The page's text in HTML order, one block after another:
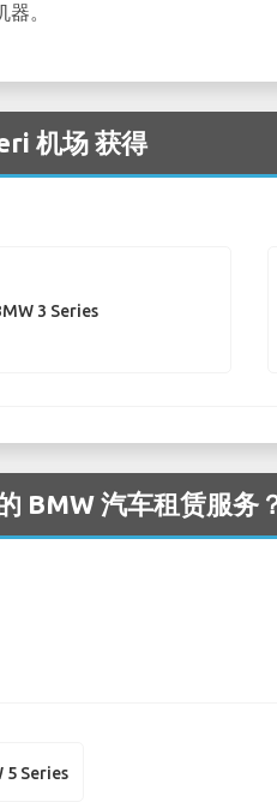
。
机场 获得
3 Series
BMW 汽车租赁服务
5 Series